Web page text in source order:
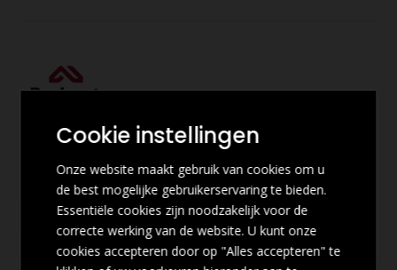
Cookie instellingen
Onze website maakt gebruik van cookies om u
de best mogelijke gebruikerservaring te bieden.
Essentiële cookies zijn noodzakelijk voor de
correcte werking van de website. U kunt onze
cookies accepteren door op "Alles accepteren" te